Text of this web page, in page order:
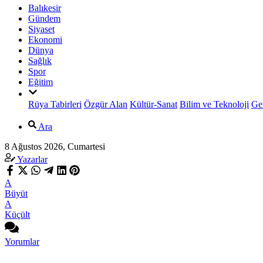
Balıkesir
Gündem
Siyaset
Ekonomi
Dünya
Sağlık
Spor
Eğitim
Rüya Tabirleri Özgür Alan Kültür-Sanat Bilim ve Teknoloji
Ara
8 Ağustos 2026, Cumartesi
Yazarlar
A
Büyüt
A
Küçült
Yorumlar